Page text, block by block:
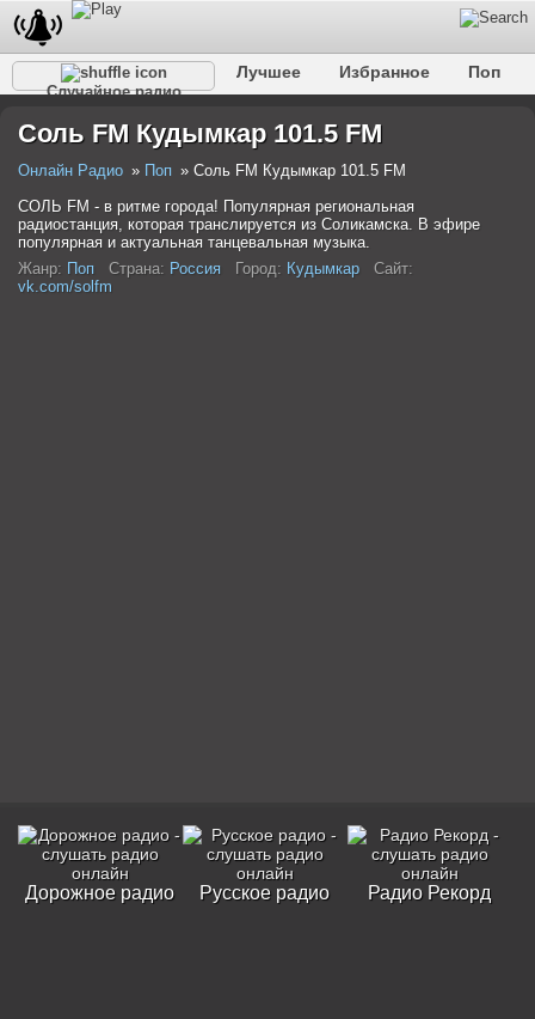
Случайное радио
Лучшее Избранное
Поп
Разговорное
Рэп Транс Дип-хаус
Соль FM Кудымкар 101.5 FM
Онлайн Радио Поп
Соль FM Кудымкар 101.5 FM
СОЛЬ FM - в ритме города! Популярная региональная
радиостанция, которая транслируется из Соликамска. В эфире
популярная и актуальная танцевальная музыка.
Жанр: Поп Страна: Россия Город: Кудымкар
Сайт:
vk.com/solfm
Дорожное радио Русское радио Радио Рекорд